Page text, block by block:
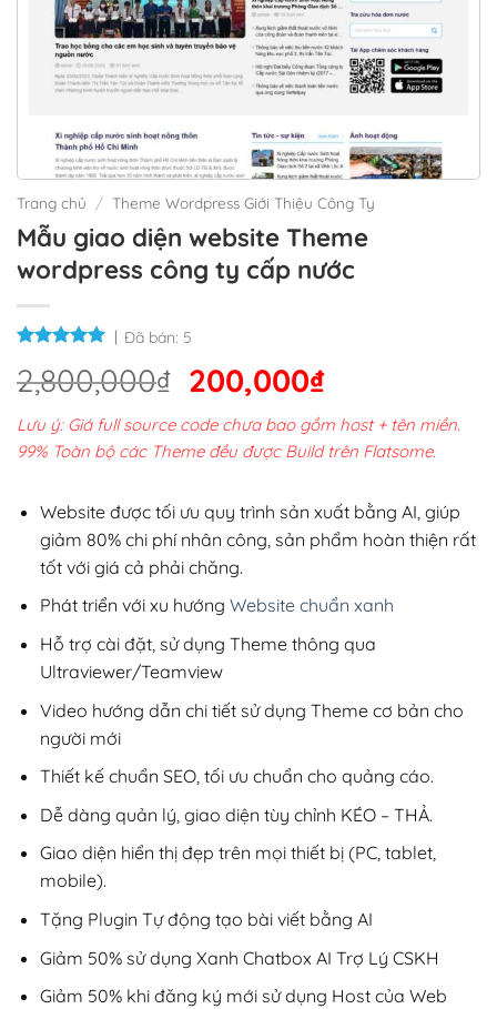
Trang chủ / Theme Wordpress Giới Thiệu Công Ty
Mẫu giao diện website Theme
wordpress công ty cấp nước
Đã bán: 5
2,800,000₫ Giá
gốc
là:
2,800,000₫.
200,000₫Giá
hiện
tại
200,000₫.
Lưu ý: Giá full source code chưa bao gồm host + tên miền.
99% Toàn bộ các Theme đều được Build trên Flatsome.
Website được tối ưu quy trình sản xuất bằng AI, giúp
giảm 80% chi phí nhân công, sản phẩm hoàn thiện rất
tốt với giá cả phải chăng.
Phát triển với xu hướng Website chuẩn xanh
Hỗ trợ cài đặt, sử dụng Theme thông qua
Ultraviewer/Teamview
Video hướng dẫn chi tiết sử dụng Theme cơ bản cho
người mới
Thiết kế chuẩn SEO, tối ưu chuẩn cho quảng cáo.
Dễ dàng quản lý, giao diện tùy chỉnh KÉO – THẢ.
Giao diện hiển thị đẹp trên mọi thiết bị (PC, tablet,
mobile).
Tặng Plugin Tự động tạo bài viết bằng AI
Giảm 50% sử dụng Xanh Chatbox AI Trợ Lý CSKH
Giảm 50% khi đăng ký mới sử dụng Host của Web